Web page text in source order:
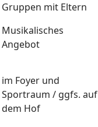
Gruppen mit Eltern
Musikalisches
Angebot
im Foyer und
Sportraum / ggfs. auf
dem Hof